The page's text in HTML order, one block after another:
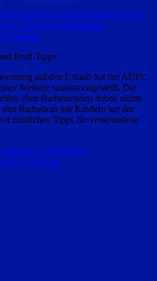
Kinder im Straßenverkehr können
Kinder das Radfahren
Profi-Tipps
auf den Urlaub hat der ADFC
Website zusammengestellt. Die
allen Radreisenden dabei, nichts
Radurlaub mit Kindern hat der
nützlichen Tipps für verschiedene
Rad fit für die Reise?
Checkliste